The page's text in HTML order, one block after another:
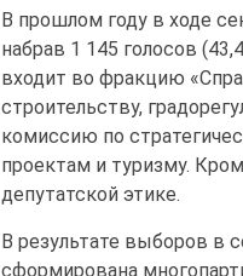
В прошлом году в ходе
набрав 1 145 голосов
входит во фракцию
строительству,
комиссию по
проектам и туризму.
депутатской этике.
В результате выборов в
сформирована